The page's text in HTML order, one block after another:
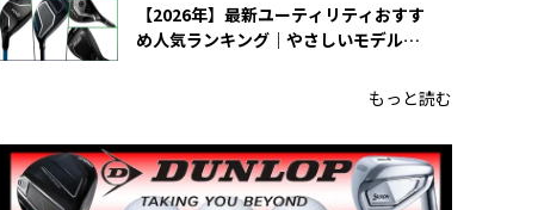
【2026年】最新ユーティリティおすす
め人気ランキング｜やさしいモデルの
もっと読む